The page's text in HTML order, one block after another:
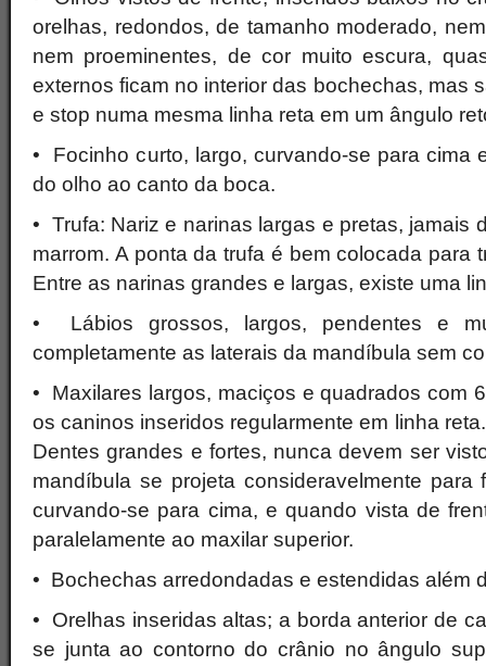
orelhas, redondos, de tamanho moderado,
nem proeminentes, de cor muito escura,
externos ficam no interior das bochechas, mas
e stop numa mesma linha reta em um ângulo
• Focinho curto, largo, curvando-se para cima
do olho ao canto da boca.
• Trufa: Nariz e narinas largas e pretas, jamais
marrom. A ponta da trufa é bem colocada para
Entre as narinas grandes e largas, existe uma
• Lábios grossos, largos, pendentes e
completamente as laterais da mandíbula sem
• Maxilares largos, maciços e quadrados com
os caninos inseridos regularmente em linha
Dentes grandes e fortes, nunca devem ser
mandíbula se projeta consideravelmente para
curvando-se para cima, e quando vista de
paralelamente ao maxilar superior.
• Bochechas arredondadas e estendidas além
• Orelhas inseridas altas; a borda anterior de
se junta ao contorno do crânio no ângulo